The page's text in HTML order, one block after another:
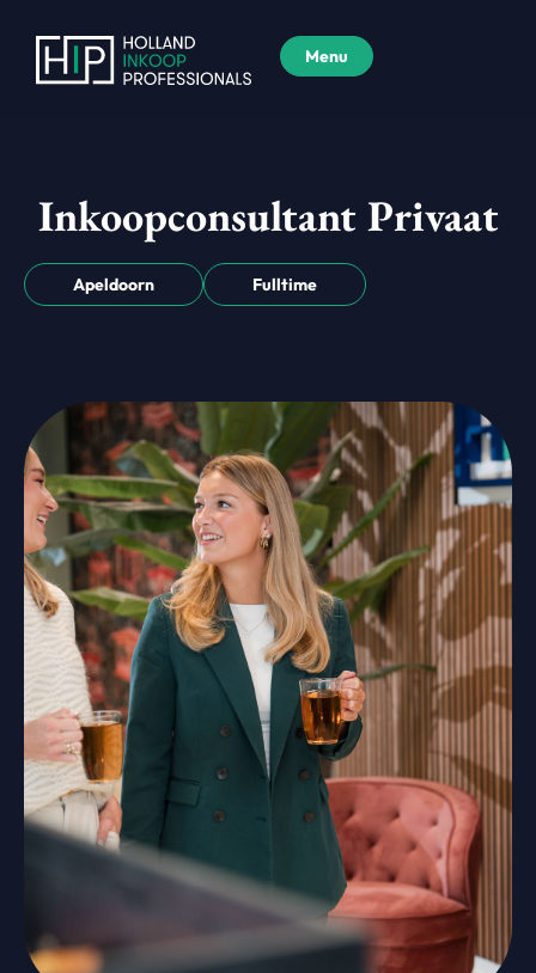
Menu
Inkoopconsultant Privaat
Apeldoorn Fulltime